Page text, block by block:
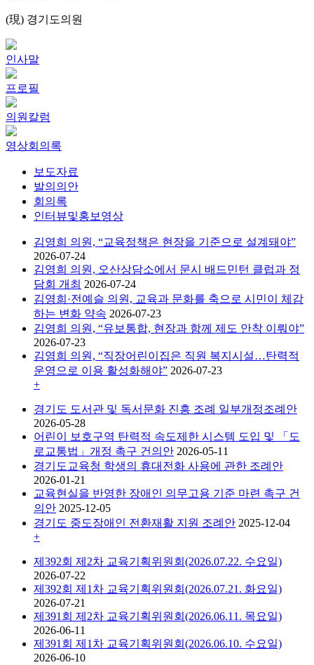
(現) 경기도의원
인사말
프로필
의원칼럼
영상회의록
보도자료
발의의안
회의록
인터뷰및홍보영상
김영희 의원, “교육정책은 현장을 기준으로 설계돼야”
2026-07-24
김영희 의원, 오산상담소에서 문시 배드민턴 클럽과 정
담회 개최 2026-07-24
김영희·전예슬 의원, 교육과 문화를 축으로 시민이 체감
하는 변화 약속 2026-07-23
김영희 의원, “유보통합, 현장과 함께 제도 안착 이뤄야”
2026-07-23
김영희 의원, “직장어린이집은 직원 복지시설…탄력적
운영으로 이용 활성화해야” 2026-07-23
+
경기도 도서관 및 독서문화 진흥 조례 일부개정조례안
2026-05-28
어린이 보호구역 탄력적 속도제한 시스템 도입 및 「도
로교통법」개정 촉구 건의안 2026-05-11
경기도교육청 학생의 휴대전화 사용에 관한 조례안
2026-01-21
교육현실을 반영한 장애인 의무고용 기준 마련 촉구 건
의안 2025-12-05
경기도 중도장애인 전환재활 지원 조례안 2025-12-04
+
제392회 제2차 교육기획위원회(2026.07.22. 수요일)
2026-07-22
제392회 제1차 교육기획위원회(2026.07.21. 화요일)
2026-07-21
제391회 제2차 교육기획위원회(2026.06.11. 목요일)
2026-06-11
제391회 제1차 교육기획위원회(2026.06.10. 수요일)
2026-06-10